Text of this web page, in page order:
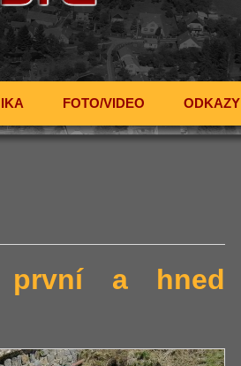
FOTO/VIDEO ODKAZY
první a hned